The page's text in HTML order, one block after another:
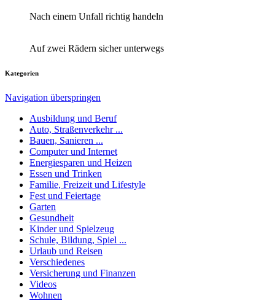
Nach einem Unfall richtig handeln
Auf zwei Rädern sicher unterwegs
Kategorien
Navigation überspringen
Ausbildung und Beruf
Auto, Straßenverkehr ...
Bauen, Sanieren ...
Computer und Internet
Energiesparen und Heizen
Essen und Trinken
Familie, Freizeit und Lifestyle
Fest und Feiertage
Garten
Gesundheit
Kinder und Spielzeug
Schule, Bildung, Spiel ...
Urlaub und Reisen
Verschiedenes
Versicherung und Finanzen
Videos
Wohnen